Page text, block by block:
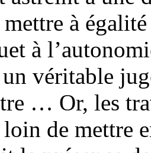
à
à
véritable
… Or, les
de mettre